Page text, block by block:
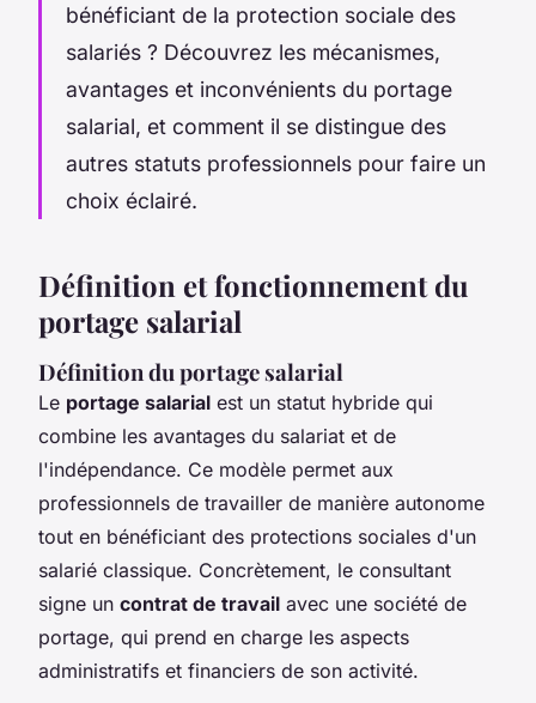
bénéficiant de la protection sociale des
salariés ? Découvrez les mécanismes,
avantages et inconvénients du portage
salarial, et comment il se distingue des
autres statuts professionnels pour faire un
choix éclairé.
Définition et fonctionnement du
portage salarial
Définition du portage salarial
Le portage salarial est un statut hybride qui
combine les avantages du salariat et de
l'indépendance. Ce modèle permet aux
professionnels de travailler de manière autonome
tout en bénéficiant des protections sociales d'un
salarié classique. Concrètement, le consultant
signe un contrat de travail avec une société de
portage, qui prend en charge les aspects
administratifs et financiers de son activité.